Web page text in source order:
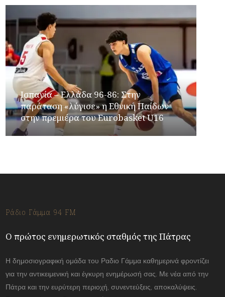
Ισπανία – Ελλάδα 96-86: Στην
παράταση «λύγισε» η Εθνική Παίδων
στην πρεμιέρα του Eurobasket U16
Ράδιο Γάμμα 94 FM
Ο πρώτος ενημερωτικός σταθμός της Πάτρας
Η δημοσιογραφική ομάδα του Ραδιο Γάμμα καθημερινά φροντίζει
για την αντικειμενική και έγκυρη ενημέρωσή σας. Με νέα από την
Πάτρα και την ευρύτερη περιοχή, συνεντεύξεις, αποκαλύψεις.